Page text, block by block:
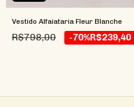
Vestido Alfaiataria Fleur Blanche
R$798,00 -70%R$239,40